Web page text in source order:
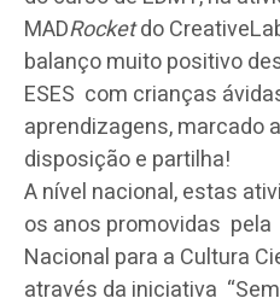
MADRocketdo
balanço muito positivo
ESES com crianças
aprendizagens, marcado
disposição e partilha!
A nível nacional, estas
os anos promovidas pela
Nacional para a Cultura
através da iniciativa